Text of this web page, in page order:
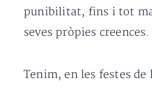
punibilitat, fins i tot
seves pròpies creences.
Tenim, en les festes de